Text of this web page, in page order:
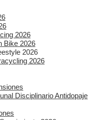
2026
Bike 2026
2026
2026
Disciplinario Antidopaje